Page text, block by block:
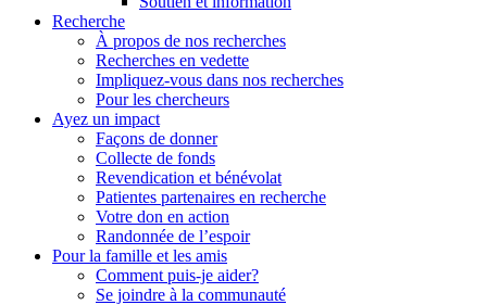
Recherche
À propos de nos recherches
Recherches en vedette
Impliquez-vous dans nos recherches
Pour les chercheurs
Ayez un impact
Façons de donner
Collecte de fonds
Revendication et bénévolat
Patientes partenaires en recherche
Votre don en action
Randonnée de l’espoir
Pour la famille et les amis
Comment puis-je aider?
Se joindre à la communauté